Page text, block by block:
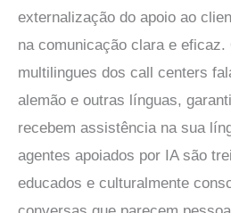
externalização do apoio ao
na comunicação clara e eficaz.
multilingues dos call centers
alemão e outras línguas,
recebem assistência na sua
agentes apoiados por IA são
educados e culturalmente